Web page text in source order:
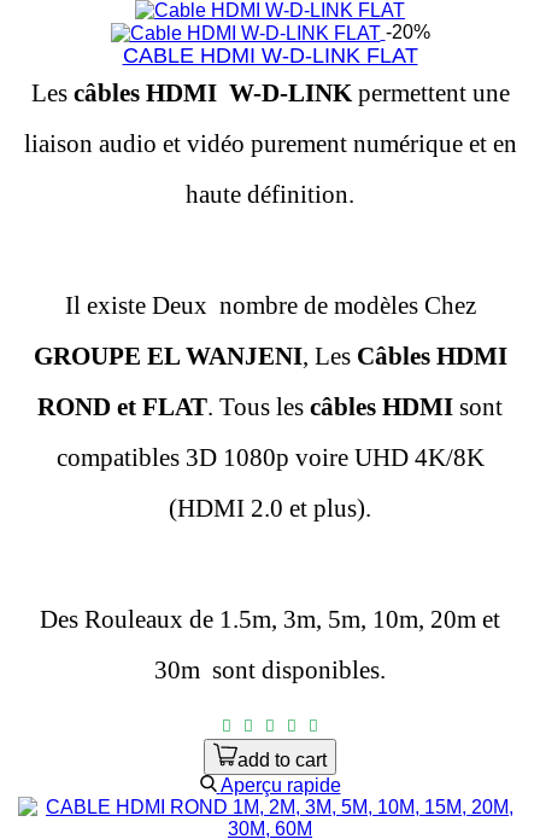
-20%
CABLE HDMI W-D-LINK FLAT
Les câbles HDMI W-D-LINK permettent une
liaison audio et vidéo purement numérique et en
haute définition.
Il existe Deux nombre de modèles Chez
GROUPE EL WANJENI, Les Câbles HDMI
ROND et FLAT. Tous les câbles HDMI sont
compatibles 3D 1080p voire UHD 4K/8K
(HDMI 2.0 et plus).
Des Rouleaux de 1.5m, 3m, 5m, 10m, 20m et
30m sont disponibles.
add to cart
Aperçu rapide